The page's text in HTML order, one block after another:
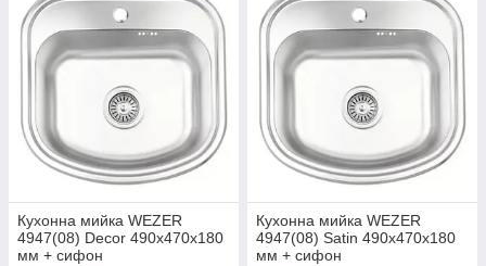
Кухонна мийка WEZER
4947(08) Deсor 490x470x180
мм + сифон
Кухонна мийка WEZER
4947(08) Satin 490x470x180
мм + сифон